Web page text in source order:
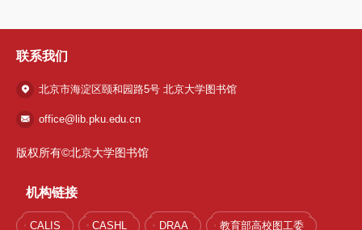
联系我们
北京市海淀区颐和园路5号 北京大学图书馆
office@lib.pku.edu.cn
版权所有©北京大学图书馆
机构链接
CALIS CASHL DRAA 教育部高校图工委